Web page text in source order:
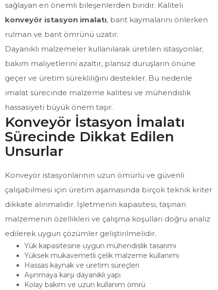
sağlayan en önemli bileşenlerden biridir. Kaliteli
konveyör istasyon imalatı, bant kaymalarını önlerken
rulman ve bant ömrünü uzatır.
Dayanıklı malzemeler kullanılarak üretilen istasyonlar;
bakım maliyetlerini azaltır, plansız duruşların önüne
geçer ve üretim sürekliliğini destekler. Bu nedenle
imalat sürecinde malzeme kalitesi ve mühendislik
hassasiyeti büyük önem taşır.
Konveyör İstasyon İmalatı
Sürecinde Dikkat Edilen
Unsurlar
Konveyör istasyonlarının uzun ömürlü ve güvenli
çalışabilmesi için üretim aşamasında birçok teknik kriter
dikkate alınmalıdır. İşletmenin kapasitesi, taşınan
malzemenin özellikleri ve çalışma koşulları doğru analiz
edilerek uygun çözümler geliştirilmelidir.
Yük kapasitesine uygun mühendislik tasarımı
Yüksek mukavemetli çelik malzeme kullanımı
Hassas kaynak ve üretim süreçleri
Aşınmaya karşı dayanıklı yapı
Kolay bakım ve uzun kullanım ömrü